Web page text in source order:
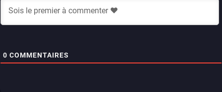
0 COMMENTAIRES